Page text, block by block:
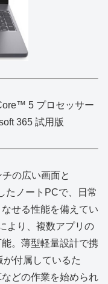
5 プロセッサー
365 試用版
の広い画面と
たノートPCで、日常
せる性能を備えてい
より、複数アプリの
。薄型軽量設計で携
付属しているた
どの作業を始められ